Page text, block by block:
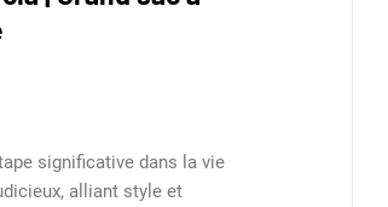
significative dans la vie
alliant style et